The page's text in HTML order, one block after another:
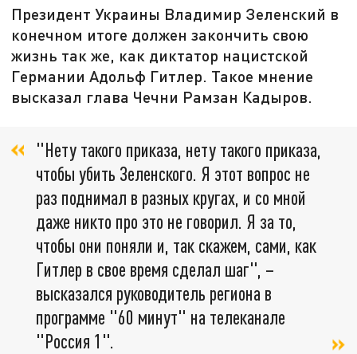
Президент Украины Владимир Зеленский в
конечном итоге должен закончить свою
жизнь так же, как диктатор нацистской
Германии Адольф Гитлер. Такое мнение
высказал глава Чечни Рамзан Кадыров.
"Нету такого приказа, нету такого приказа,
чтобы убить Зеленского. Я этот вопрос не
раз поднимал в разных кругах, и со мной
даже никто про это не говорил. Я за то,
чтобы они поняли и, так скажем, сами, как
Гитлер в свое время сделал шаг", –
высказался руководитель региона в
программе "60 минут" на телеканале
"Россия 1".